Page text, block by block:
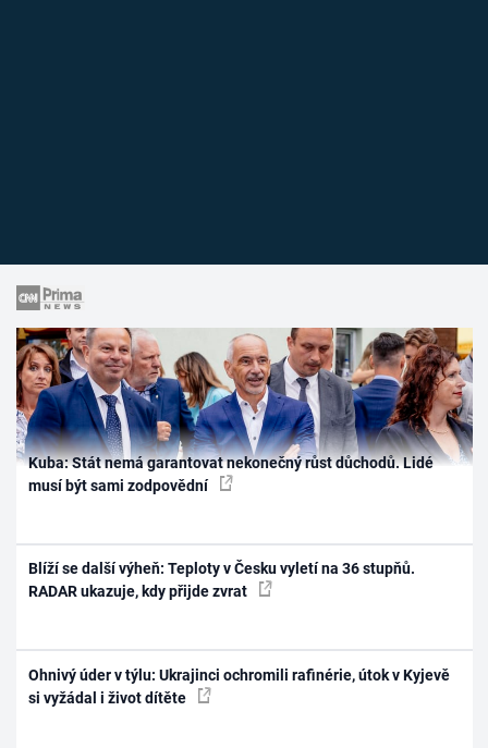
Kuba: Stát nemá garantovat nekonečný růst důchodů. Lidé
musí být sami zodpovědní
Blíží se další výheň: Teploty v Česku vyletí na 36 stupňů.
RADAR ukazuje, kdy přijde zvrat
Ohnivý úder v týlu: Ukrajinci ochromili rafinérie, útok v Kyjevě
si vyžádal i život dítěte